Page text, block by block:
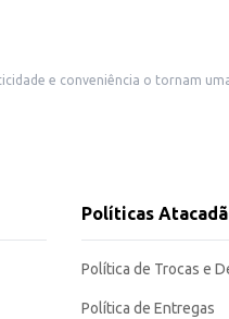
Políticas
Política de Trocas e
Política de Entregas